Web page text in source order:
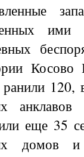
ими
ранили
еще 35
домов